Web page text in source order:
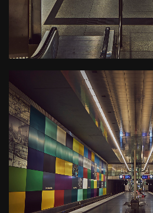
Kamera: X-T3 |Blende: f/8 |
Belichtungszeit: 1/6s |
U-Bahn
Brauchle-
Kamera : X-T3 |Blende: f/22 |
Belichtungszeit: 3s |